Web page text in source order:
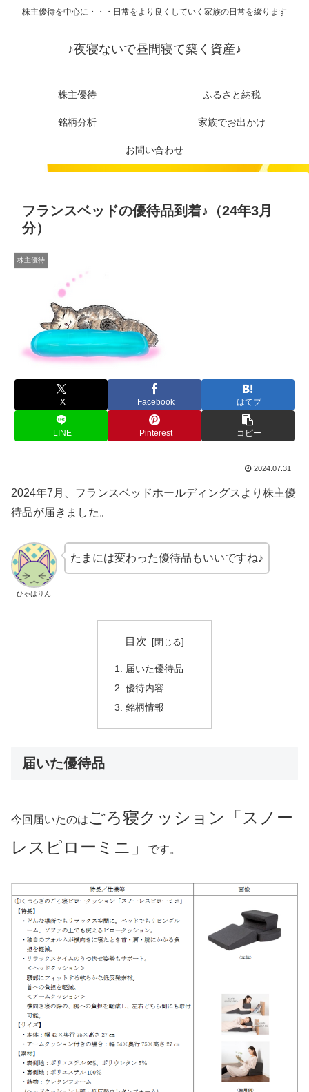
株主優待を中心に・・・日常をより良くしていく家族の日常を綴ります
♪夜寝ないで昼間寝て築く資産♪
株主優待 ふるさと納税
銘柄分析 家族でお出かけ
お問い合わせ
フランスベッドの優待品到着♪（24年3月
分）
株主優待
X Facebook はてブ
LINE Pinterest コピー
2024.07.31
2024年7月、フランスベッドホールディングスより株主優
待品が届きました。
ひゃはりん
たまには変わった優待品もいいですね♪
目次
届いた優待品
優待内容
銘柄情報
届いた優待品
今回届いたのはごろ寝クッション「スノー
レスピローミニ」
です。